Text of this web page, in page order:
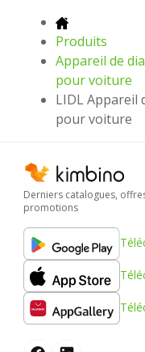
Produits
Appareil de
pour voiture
LIDL Appareil
pour voiture
Derniers catalogues,
promotions